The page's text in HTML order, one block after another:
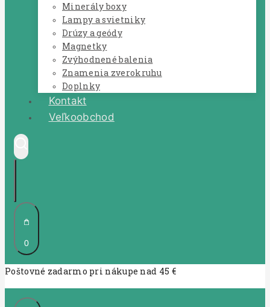
Minerály boxy
Lampy a svietniky
Drúzy a geódy
Magnetky
Zvýhodnené balenia
Znamenia zverokruhu
Doplnky
Kontakt
Veľkoobchod
0
Poštovné zadarmo pri nákupe nad 45 €